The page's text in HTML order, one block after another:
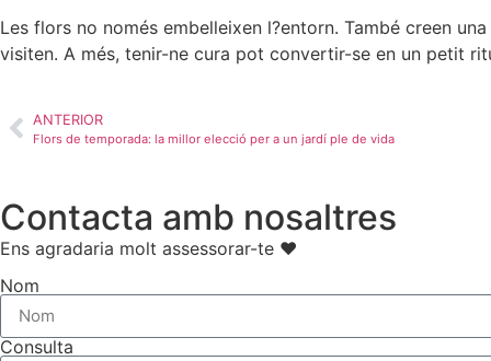
Les flors no només embelleixen l?entorn. També creen
visiten. A més, tenir-ne cura pot convertir-se en un petit
ANTERIOR
Flors de temporada: la millor elecció per a un jardí ple de vida
Contacta amb nosaltres
Ens agradaria molt assessorar-te ♥
Nom
Consulta